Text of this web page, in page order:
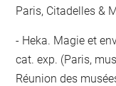
Paris, Citadelles &
Heka. Magie et
cat. exp. (Paris,
Réunion des